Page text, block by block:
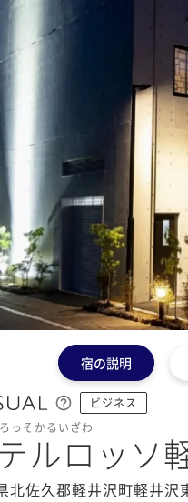
宿の説明
ビジネス
っそかるいざわ
ルロッソ
北佐久郡軽井沢町軽井沢